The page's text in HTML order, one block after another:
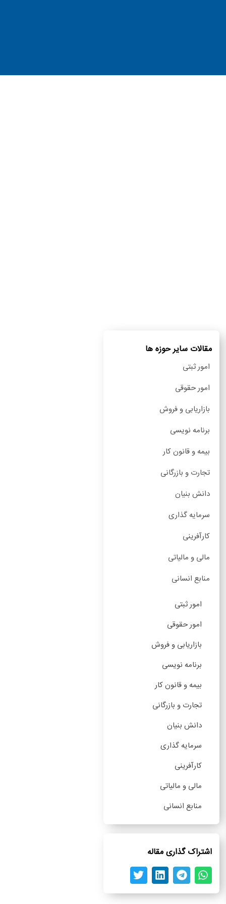
مقالات سایر حوزه ها
امور ثبتی
امور حقوقی
بازاریابی و فروش
برنامه نویسی
بیمه و قانون کار
تجارت و بازرگانی
دانش بنیان
سرمایه گذاری
کارآفرینی
مالی و مالیاتی
منابع انسانی
امور ثبتی
امور حقوقی
بازاریابی و فروش
برنامه نویسی
بیمه و قانون کار
تجارت و بازرگانی
دانش بنیان
سرمایه گذاری
کارآفرینی
مالی و مالیاتی
منابع انسانی
اشتراک گذاری مقاله